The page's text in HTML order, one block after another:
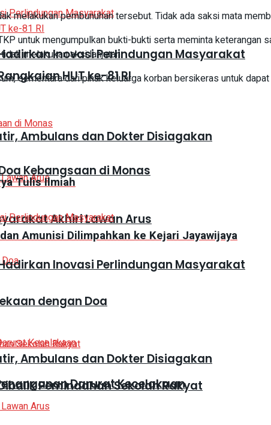
Inovasi Perlindungan Masyarakat
Ambulans dan Dokter Disiagakan
Akhiri Lawan Arus
dengan Doa
Darurat Kecelakaan
HUT ke-81 RI
Kebangsaan di Monas
Inovasi Perlindungan Masyarakat
Ambulans dan Dokter Disiagakan
melakukan pembunuhan tersebut. Tidak ada saksi mata
untuk mengumpulkan bukti-bukti serta meminta keterangan
melakukan aksi lanjutan.
sementara dari pihak keluarga korban bersikeras untuk
Tulis Ilmiah
Amunisi Dilimpahkan ke Kejari Jayawijaya
Pemindahan Sekolah Rakyat